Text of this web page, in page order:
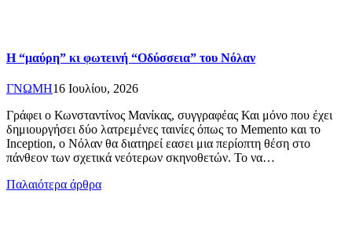
Η “μαύρη” κι φωτεινή “Οδύσσεια” του Νόλαν
ΓΝΩΜΗ16 Ιουλίου, 2026
Γράφει ο Κωνσταντίνος Μανίκας, συγγραφέας Και μόνο που έχει
δημιουργήσει δύο λατρεμένες ταινίες όπως το Memento και το
Inception, ο Νόλαν θα διατηρεί εασει μια περίοπτη θέση στο
πάνθεον των σχετικά νεότερων σκηνοθετών. Το να…
Πλοήγηση
Παλαιότερα άρθρα